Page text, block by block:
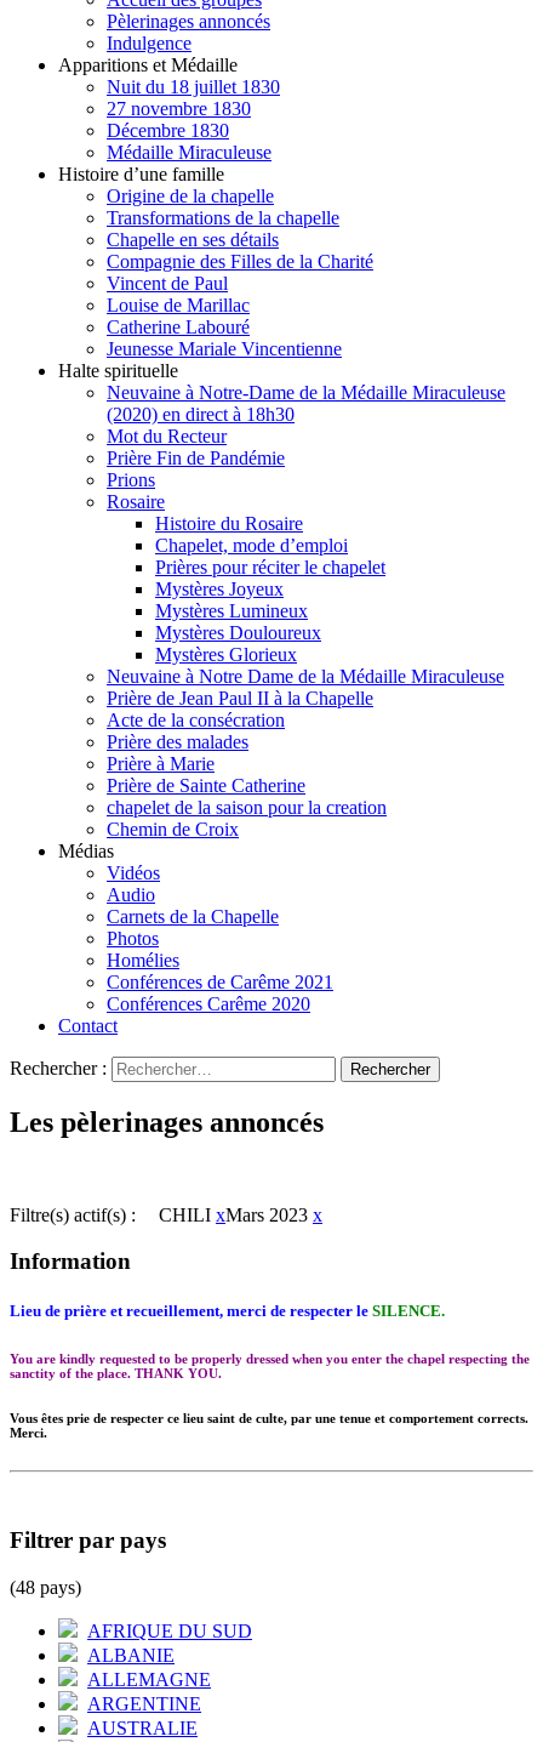
Pèlerinages annoncés
Indulgence
Apparitions et Médaille
Nuit du 18 juillet 1830
27 novembre 1830
Décembre 1830
Médaille Miraculeuse
Histoire d’une famille
Origine de la chapelle
Transformations de la chapelle
Chapelle en ses détails
Compagnie des Filles de la Charité
Vincent de Paul
Louise de Marillac
Catherine Labouré
Jeunesse Mariale Vincentienne
Halte spirituelle
Neuvaine à Notre-Dame de la Médaille Miraculeuse
(2020) en direct à 18h30
Mot du Recteur
Prière Fin de Pandémie
Prions
Rosaire
Histoire du Rosaire
Chapelet, mode d’emploi
Prières pour réciter le chapelet
Mystères Joyeux
Mystères Lumineux
Mystères Douloureux
Mystères Glorieux
Neuvaine à Notre Dame de la Médaille Miraculeuse
Prière de Jean Paul II à la Chapelle
Acte de la consécration
Prière des malades
Prière à Marie
Prière de Sainte Catherine
chapelet de la saison pour la creation
Chemin de Croix
Médias
Vidéos
Audio
Carnets de la Chapelle
Photos
Homélies
Conférences de Carême 2021
Conférences Carême 2020
Contact
Rechercher :
Les pèlerinages annoncés
Filtre(s) actif(s) : CHILI xMars 2023 x
Information
Lieu de prière et recueillement, merci de respecter le SILENCE.
You are kindly requested to be properly dressed when you enter the chapel respecting the
sanctity of the place. THANK YOU.
Vous êtes prie de respecter ce lieu saint de culte, par une tenue et comportement corrects.
Merci.
Filtrer par pays
(48 pays)
AFRIQUE DU SUD
ALBANIE
ALLEMAGNE
ARGENTINE
AUSTRALIE